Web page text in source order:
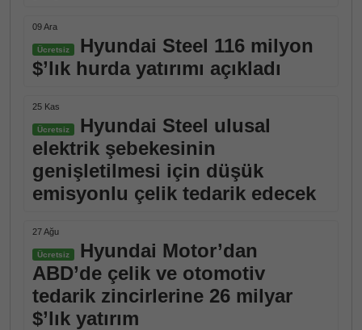
09 Ara
Ücretsiz
Hyundai Steel 116 milyon
$’lık hurda yatırımı açıkladı
25 Kas
Ücretsiz
Hyundai Steel ulusal
elektrik şebekesinin
genişletilmesi için düşük
emisyonlu çelik tedarik edecek
27 Ağu
Ücretsiz
Hyundai Motor’dan
ABD’de çelik ve otomotiv
tedarik zincirlerine 26 milyar
$’lık yatırım